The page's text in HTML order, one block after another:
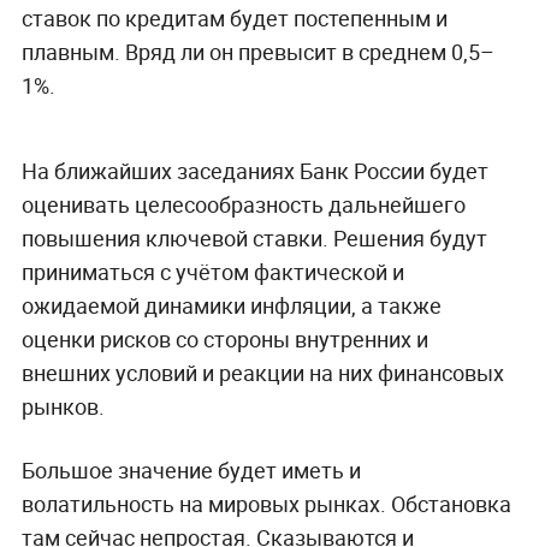
ставок по кредитам будет постепенным и
плавным. Вряд ли он превысит в среднем 0,5–
1%.
На ближайших заседаниях Банк России будет